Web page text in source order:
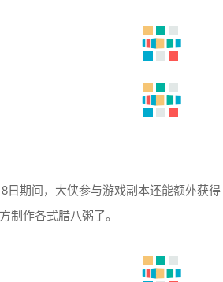
日期间，大侠参与游戏副本还能额外获
制作各式腊八粥了。